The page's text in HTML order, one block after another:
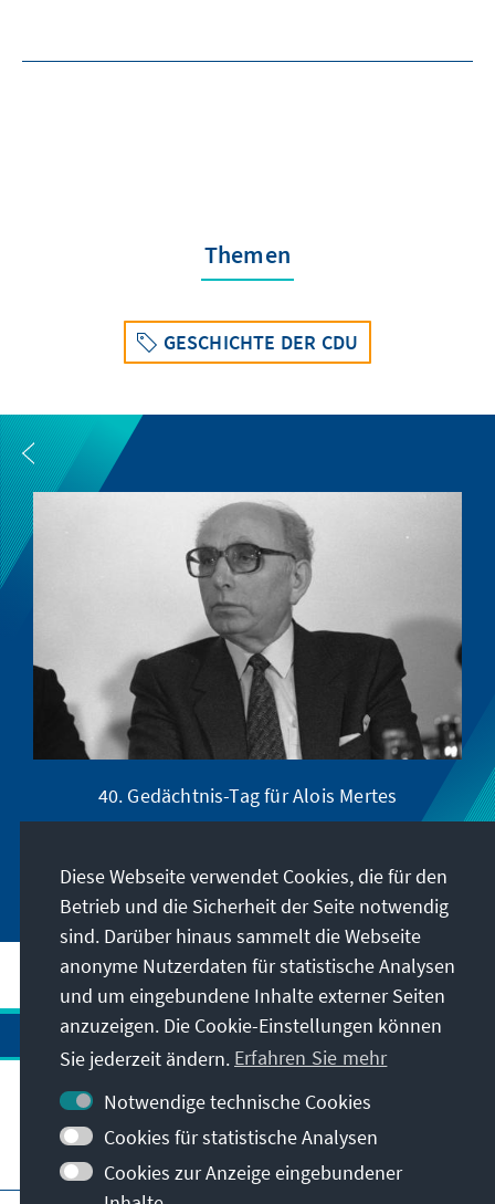
Themen
GESCHICHTE DER CDU
40. Gedächtnis-Tag für Alois Mertes
Besuchen Sie auch
Diese Webseite verwendet Cookies, die für den
Betrieb und die Sicherheit der Seite notwendig
sind. Darüber hinaus sammelt die Webseite
anonyme Nutzerdaten für statistische Analysen
und um eingebundene Inhalte externer Seiten
anzuzeigen. Die Cookie-Einstellungen können
Sie jederzeit ändern. Erfahren Sie mehr
Notwendige technische Cookies
Cookies für statistische Analysen
Cookies zur Anzeige eingebundener